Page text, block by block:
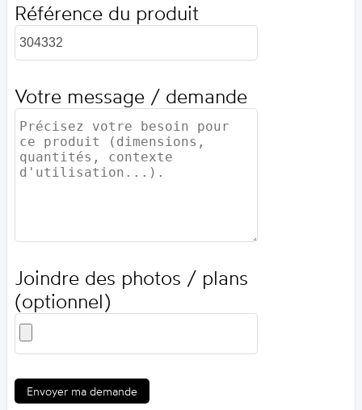
Référence du produit
Votre message / demande
Joindre des photos / plans
(optionnel)
Envoyer ma demande